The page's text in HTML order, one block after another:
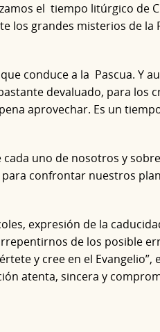
el tiempo litúrgico de
los grandes misterios de la
conduce a la Pascua. Y
devaluado, para los
aprovechar. Es un
uno de nosotros y
confrontar nuestros
expresión de la
de los posible
y cree en el Evangelio”,
atenta, sincera y